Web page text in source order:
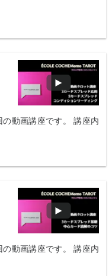
の動画講座です。 講座内
の動画講座です。 講座内